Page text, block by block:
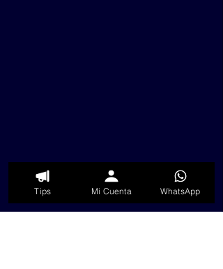
Tips Mi Cuenta WhatsApp